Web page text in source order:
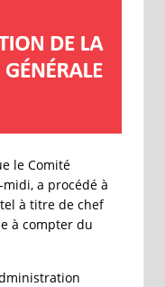
le Comité
a procédé à
à titre de chef
à compter du